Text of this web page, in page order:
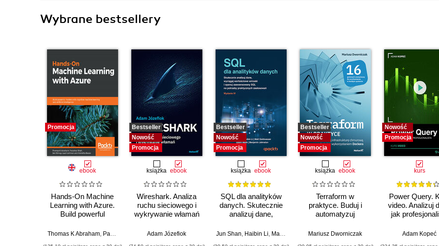
Wybrane bestsellery
Promocja
ebook
Hands-On Machine
Learning with Azure.
Build powerful
machine learning and
Thomas K Abraham, Parashar Shah Jen Stirrup,Lauri Lehman ,Anindita Basak,Ryan Murphy
Bestseller
Nowość
Promocja
książka ebook
Wireshark. Analiza
ruchu sieciowego i
wykrywanie włamań
Adam Józefiok
Bestseller
Nowość
Promocja
książka ebook
SQL dla analityków
danych. Skutecznie
analizuj dane,
wartościowe wnioski i
Jun Shan, Haibin Li, Matt Goldwasser ,Upom Malik,Benjamin Johnston
Bestseller
Nowość
Promocja
książka ebook
Terraform w
praktyce. Buduj i
automatyzuj
chmurową oraz
Mariusz Dworniczak
Nowość
Promocja
kurs
Power Query.
video. Analizuj
jak
Adam Kopeć